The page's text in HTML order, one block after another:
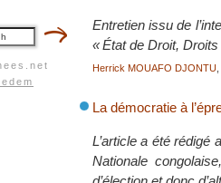
Entretien issu de
« État de Droit,
Herrick MOUAFO DJONTU
La démocratie à
L’article a été rédigé
Nationale